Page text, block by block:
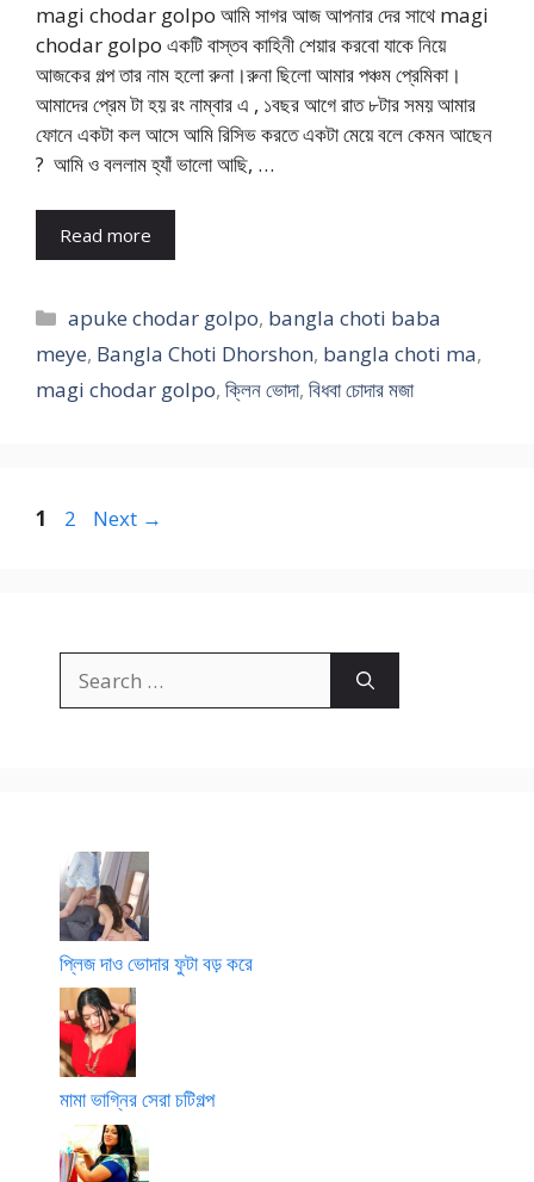
magi chodar golpo আমি সাগর আজ আপনার দের সাথে magi
chodar golpo একটি বাস্তব কাহিনী শেয়ার করবো যাকে নিয়ে
আজকের গল্প তার নাম হলো রুনা।রুনা ছিলো আমার পঞ্চম প্রেমিকা।
আমাদের প্রেম টা হয় রং নাম্বার এ , ১বছর আগে রাত ৮টার সময় আমার
ফোনে একটা কল আসে আমি রিসিভ করতে একটা মেয়ে বলে কেমন আছেন
? আমি ও বললাম হ্যাঁ ভালো আছি, …
Read more
Categories
apuke chodar golpo, bangla choti baba
meye, Bangla Choti Dhorshon, bangla choti ma,
magi chodar golpo, ক্লিন ভোদা, বিধবা চোদার মজা
Page
1 Page
2 Next →
for:
প্লিজ দাও ভোদার ফুটা বড় করে
মামা ভাগ্নির সেরা চটিগল্প